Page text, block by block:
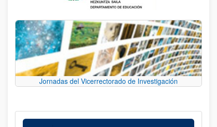
Jornadas del Vicerrectorado de Investigación